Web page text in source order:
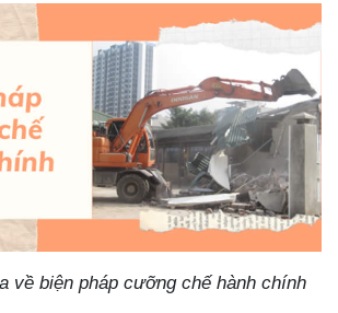
về biện pháp cưỡng chế hành chính